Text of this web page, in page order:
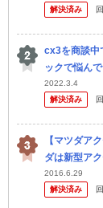
解決済み
cx3を商談中
ックで悩ん
かけた
2022.3.4
解決済み
【マツダア
ダは新型ア
う予定だ！
2016.6.29
解決済み